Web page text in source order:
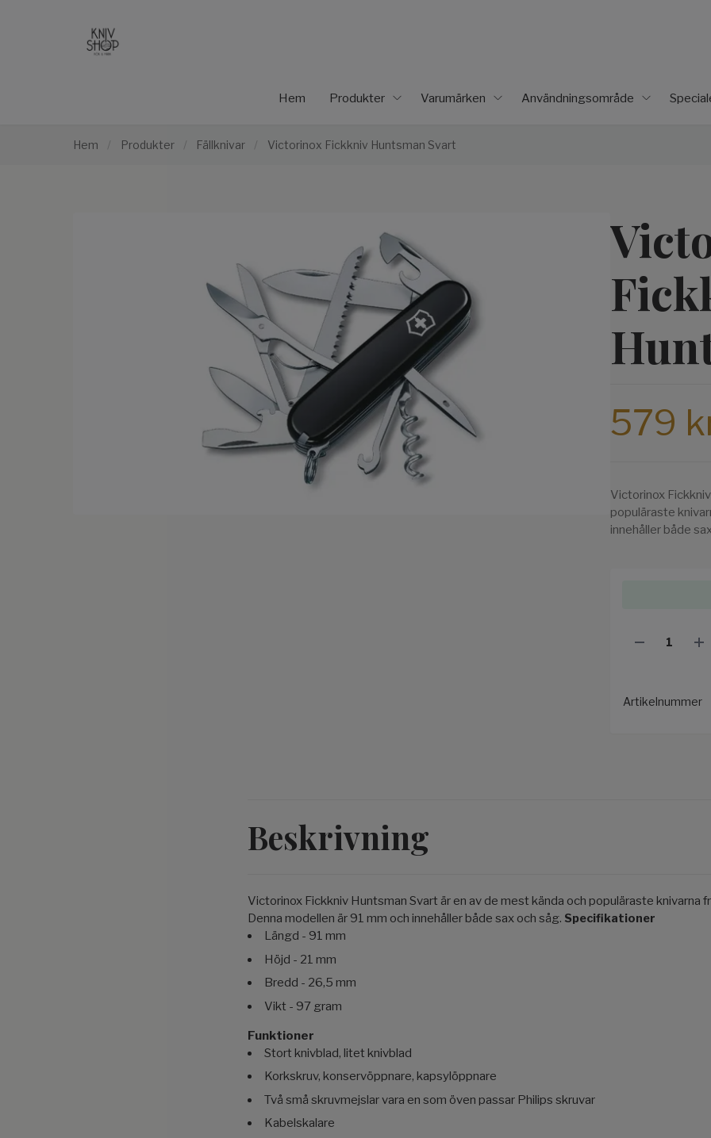
Hem Produkter Varumärken Användningsområde
Hem / Produkter / Fällknivar / Victorinox Fickkniv Huntsman Svart
579
Victorinox
populäraste
innehåller både
Artikelnummer
Beskrivning
Victorinox Fickkniv Huntsman Svart är en av de mest kända och populäraste knivarna
Denna modellen är 91 mm och innehåller både sax och såg. Specifikationer
Längd - 91 mm
Höjd - 21 mm
Bredd - 26,5 mm
Vikt - 97 gram
Funktioner
Stort knivblad, litet knivblad
Korkskruv, konservöppnare, kapsylöppnare
Två små skruvmejslar vara en som öven passar Philips skruvar
Kabelskalare